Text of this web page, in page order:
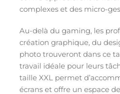
complexes et des micro-
Au-delà du gaming, les
création graphique, du
photo trouveront dans ce
travail idéale pour leurs
taille XXL permet
écrans et offre un espace